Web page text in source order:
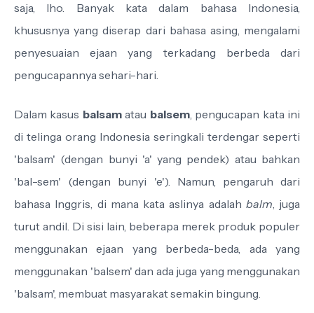
saja, lho. Banyak kata dalam bahasa Indonesia,
khususnya yang diserap dari bahasa asing, mengalami
penyesuaian ejaan yang terkadang berbeda dari
pengucapannya sehari-hari.
Dalam kasus balsamatau balsem, pengucapan kata ini
di telinga orang Indonesia seringkali terdengar seperti
'balsam' (dengan bunyi 'a' yang pendek) atau bahkan
'bal-sem' (dengan bunyi 'e'). Namun, pengaruh dari
bahasa Inggris, di mana kata aslinya adalah balm, juga
turut andil. Di sisi lain, beberapa merek produk populer
menggunakan ejaan yang berbeda-beda, ada yang
menggunakan 'balsem' dan ada juga yang menggunakan
'balsam', membuat masyarakat semakin bingung.